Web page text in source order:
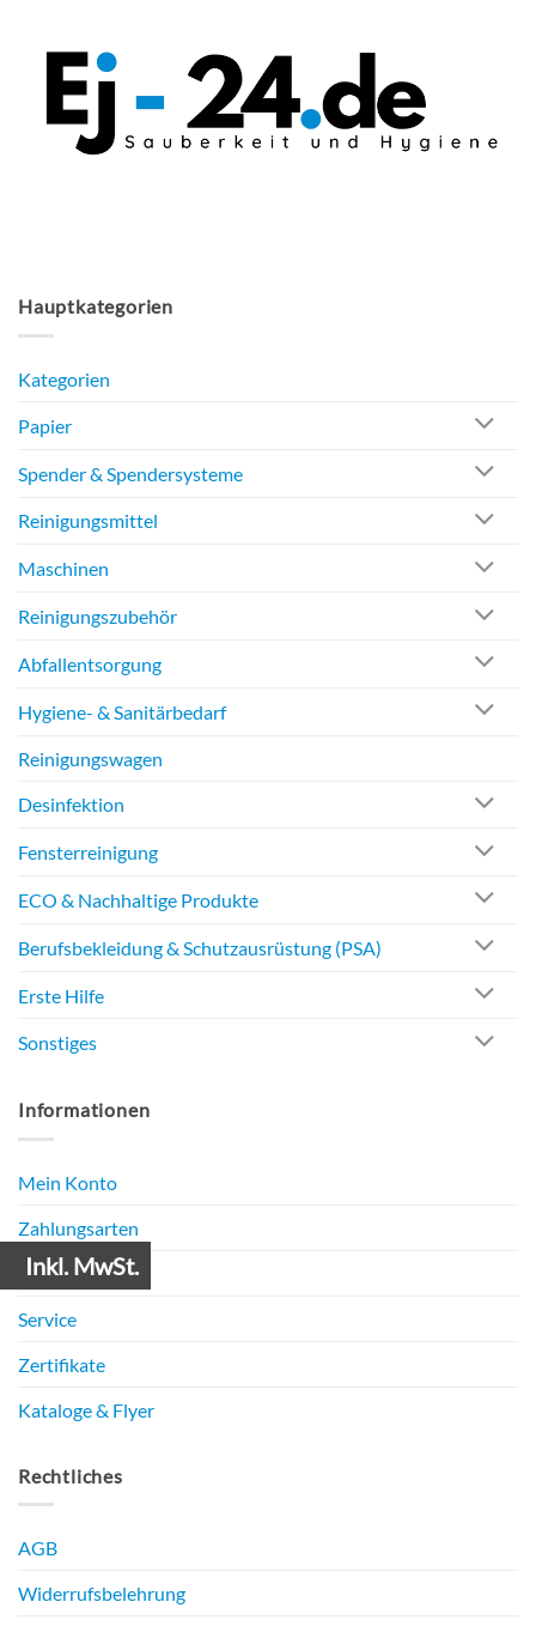
Inkl. MwSt.
Hauptkategorien
Kategorien
Papier
Spender & Spendersysteme
Reinigungsmittel
Maschinen
Reinigungszubehör
Abfallentsorgung
Hygiene- & Sanitärbedarf
Reinigungswagen
Desinfektion
Fensterreinigung
ECO & Nachhaltige Produkte
Berufsbekleidung & Schutzausrüstung (PSA)
Erste Hilfe
Sonstiges
Informationen
Mein Konto
Zahlungsarten
Versandarten
Service
Zertifikate
Kataloge & Flyer
Rechtliches
AGB
Widerrufsbelehrung